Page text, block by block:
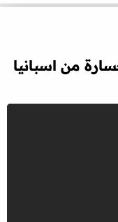
من اسبانيا